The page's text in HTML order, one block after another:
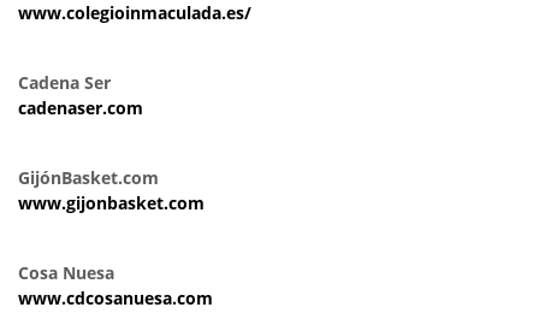
www.colegioinmaculada.es/
Cadena Ser
cadenaser.com
GijónBasket.com
www.gijonbasket.com
Cosa Nuesa
www.cdcosanuesa.com